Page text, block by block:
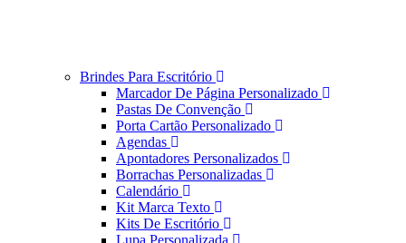
Brindes Para Escritório
Marcador De Página Personalizado
Pastas De Convenção
Porta Cartão Personalizado
Agendas
Apontadores Personalizados
Borrachas Personalizadas
Calendário
Kit Marca Texto
Kits De Escritório
Lupa Personalizada